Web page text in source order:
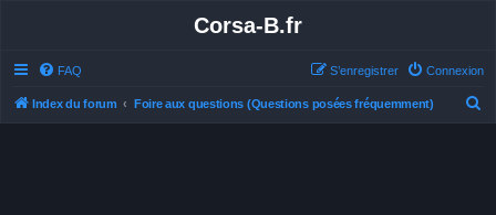
Corsa-B.fr
FAQ Connexion
S’enregistrer
Index du forum Foire aux questions (Questions posées fréquemment)